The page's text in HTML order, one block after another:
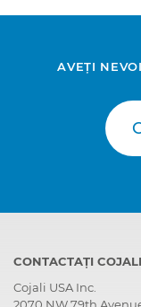
AVEȚI
CONTACTAȚI
Cojali USA Inc.
2070 NW 79th